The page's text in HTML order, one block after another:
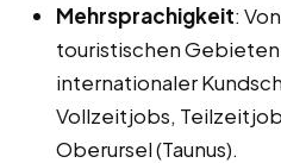
Mehrsprachigkeit:
touristischen
internationaler
Vollzeitjobs,
Oberursel (Taunus).